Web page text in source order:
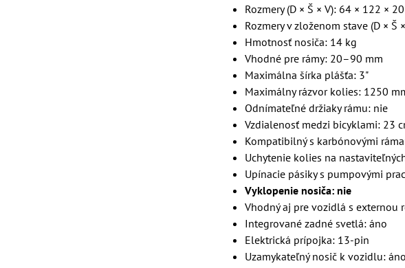
Rozmery (D × Š × V): 64 × 122 ×
Rozmery v zloženom stave (D × Š
Hmotnosť nosiča: 14 kg
Vhodné pre rámy: 20–90 mm
Maximálna šírka plášťa: 3"
Maximálny rázvor kolies: 1250
Odnímateľné držiaky rámu: nie
Vzdialenosť medzi bicyklami: 23
Kompatibilný s karbónovými
Uchytenie kolies na
Upínacie pásiky s pumpovými
Vyklopenie nosiča: nie
Vhodný aj pre vozidlá s externou
Integrované zadné svetlá: áno
Elektrická prípojka: 13-pin
Uzamykateľný nosič k vozidlu: áno